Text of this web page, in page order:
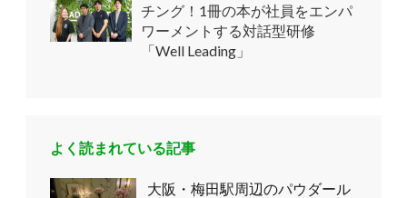
チング！1冊の本が社員をエンパ
ワーメントする対話型研修
「Well Leading」
よく読まれている記事
大阪・梅田駅周辺のパウダール